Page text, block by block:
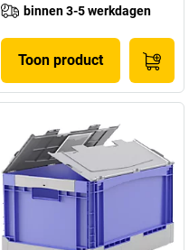
binnen 3-5 werkdagen
Toon product